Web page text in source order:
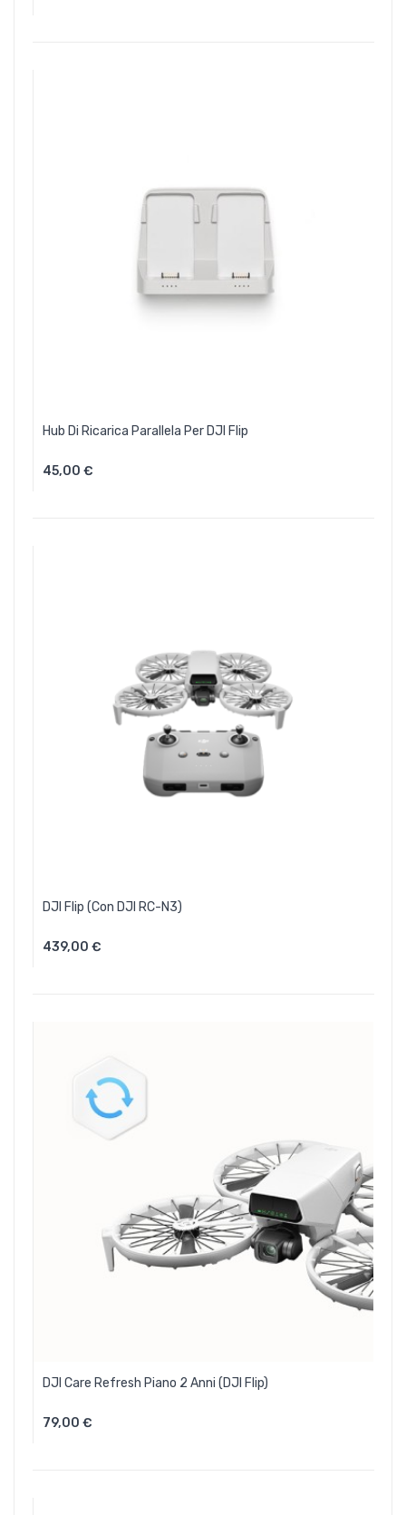
Hub Di Ricarica Parallela Per DJI Flip
45,00 €Aggiungi Al Carrello
DJI Flip (con DJI RC-N3)
439,00 €Aggiungi Al Carrello
DJI Care Refresh Piano 2 Anni (DJI Flip)
79,00 €Aggiungi Al Carrello